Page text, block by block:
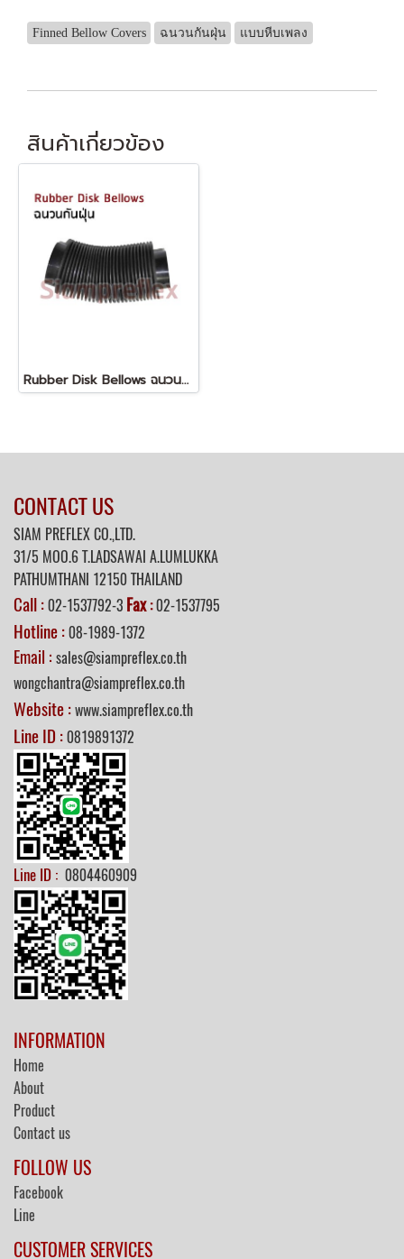
Finned Bellow Covers ฉนวนกันฝุ่น แบบหีบเพลง
สินค้าเกี่ยวข้อง
Rubber Disk Bellows ฉนวนกันฝุ่น
CONTACT US
SIAM PREFLEX CO.,LTD.
31/5 MOO.6 T.LADSAWAI A.LUMLUKKA
PATHUMTHANI 12150 THAILAND
Call :02-1537792-3 Fax:02-1537795
Hotline :08-1989-1372
Email : sales@siampreflex.co.th
wongchantra@siampreflex.co.th
Website :www.siampreflex.co.th
Line ID :0819891372
Line ID : 0804460909
INFORMATION
Home
About
Product
Contact us
FOLLOW US
Facebook
Line
CUSTOMER SERVICES